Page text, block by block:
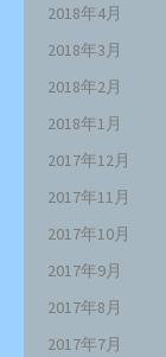
2018年4月
2018年3月
2018年2月
2018年1月
2017年12月
2017年11月
2017年10月
2017年9月
2017年8月
2017年7月